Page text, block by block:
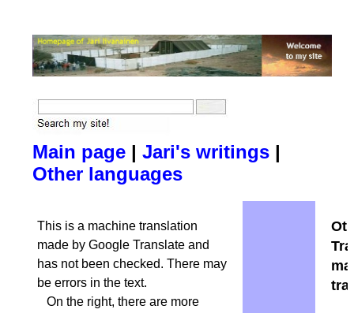
Main page |Jari's writings |
Other languages
This is a machine translation
made by Google Translate and
has not been checked. There may
be errors in the text.
On the right, there are more